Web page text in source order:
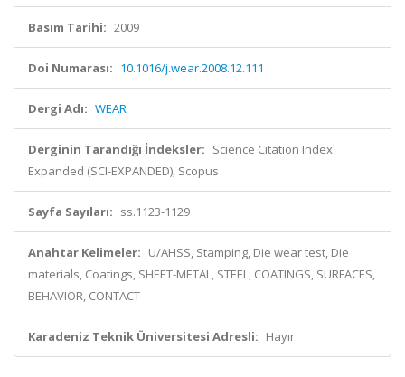
Basım Tarihi: 2009
Doi Numarası: 10.1016/j.wear.2008.12.111
Dergi Adı: WEAR
Derginin Tarandığı İndeksler: Science Citation Index
Expanded (SCI-EXPANDED), Scopus
Sayfa Sayıları: ss.1123-1129
Anahtar Kelimeler: U/AHSS, Stamping, Die wear test, Die
materials, Coatings, SHEET-METAL, STEEL, COATINGS, SURFACES,
BEHAVIOR, CONTACT
Karadeniz Teknik Üniversitesi Adresli: Hayır